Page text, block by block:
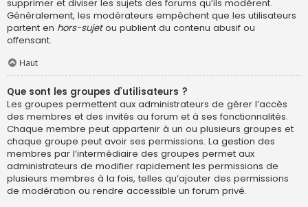
supprimer et diviser les sujets des forums qu’ils modèrent.
Généralement, les modérateurs empêchent que les utilisateurs
partent en hors-sujetou publient du contenu abusif ou
offensant.
Haut
Que sont les groupes d’utilisateurs ?
Les groupes permettent aux administrateurs de gérer l’accès
des membres et des invités au forum et à ses fonctionnalités.
Chaque membre peut appartenir à un ou plusieurs groupes et
chaque groupe peut avoir ses permissions. La gestion des
membres par l’intermédiaire des groupes permet aux
administrateurs de modifier rapidement les permissions de
plusieurs membres à la fois, telles qu’ajouter des permissions
de modération ou rendre accessible un forum privé.